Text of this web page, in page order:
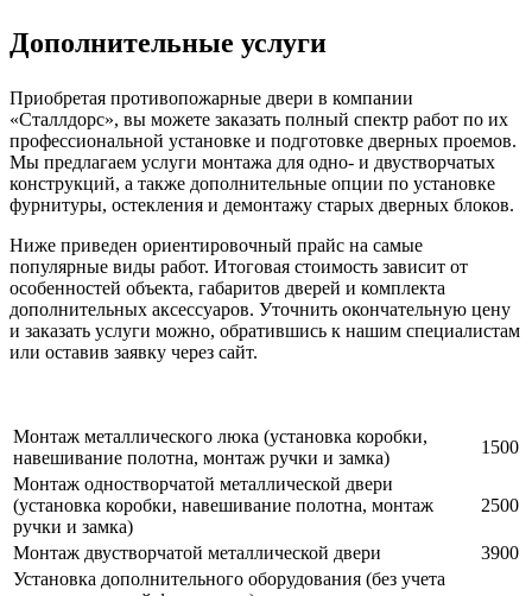
Дополнительные услуги
Приобретая противопожарные двери в компании
«Сталлдорс», вы можете заказать полный спектр работ по их
профессиональной установке и подготовке дверных проемов.
Мы предлагаем услуги монтажа для одно- и двустворчатых
конструкций, а также дополнительные опции по установке
фурнитуры, остекления и демонтажу старых дверных блоков.
Ниже приведен ориентировочный прайс на самые
популярные виды работ. Итоговая стоимость зависит от
особенностей объекта, габаритов дверей и комплекта
дополнительных аксессуаров. Уточнить окончательную цену
и заказать услуги можно, обратившись к нашим специалистам
или оставив заявку через сайт.
Монтаж металлического люка (установка коробки,
навешивание полотна, монтаж ручки и замка)
1500
Монтаж одностворчатой металлической двери
(установка коробки, навешивание полотна, монтаж
ручки и замка)
2500
Монтаж двустворчатой металлической двери
3900
Установка дополнительного оборудования (без учета